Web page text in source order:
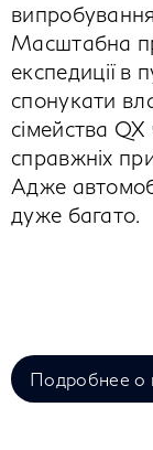
Масштабна
експедиції в
спонукати
сімейства
справжніх
Адже
дуже багато.
Подробнее о